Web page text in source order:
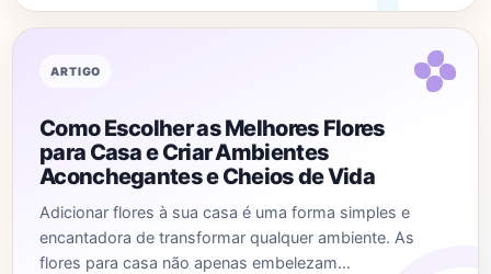
ARTIGO
Como Escolher as Melhores Flores
para Casa e Criar Ambientes
Aconchegantes e Cheios de Vida
Adicionar flores à sua casa é uma forma simples e
encantadora de transformar qualquer ambiente. As
flores para casa não apenas embelezam…